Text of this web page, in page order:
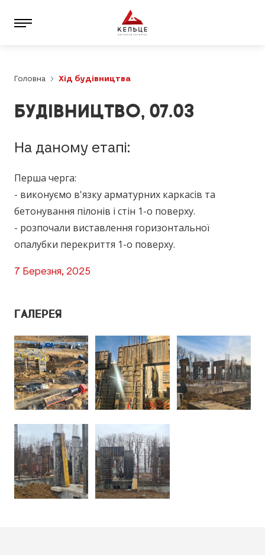
Головна Хід будівництва
БУДІВНИЦТВО, 07.03
На даному етапі:
Перша черга:
- виконуємо в'язку арматурних каркасів та
бетонування пілонів і стін 1-о поверху.
- розпочали виставлення горизонтальної
опалубки перекриття 1-о поверху.
7 Березня, 2025
ГАЛЕРЕЯ